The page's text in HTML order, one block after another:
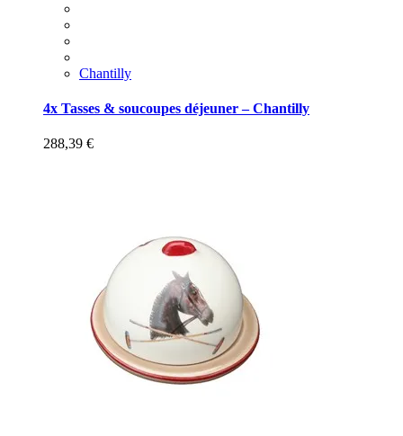
Chantilly
4x Tasses & soucoupes déjeuner – Chantilly
288,39 €